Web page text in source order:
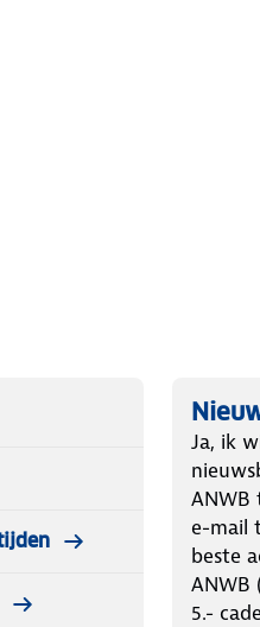
Ja, ik
ANWB
e-mail
beste
ANWB
5.-